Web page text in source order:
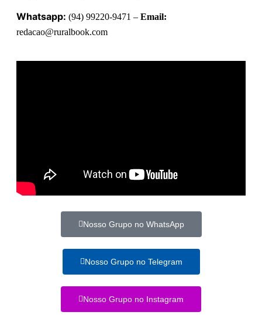
Whatsapp: (94) 99220-9471 – Email:
redacao@ruralbook.com
Nosso Grupo no WhatsApp
Nosso Grupo no Telegram
Nosso Grupo no Instagram